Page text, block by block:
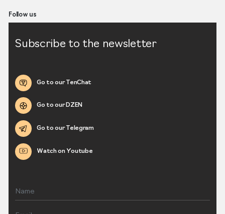
Follow us
Subscribe to the newsletter
Go to our TenChat
Go to our DZEN
Go to our Telegram
Watch on Youtube